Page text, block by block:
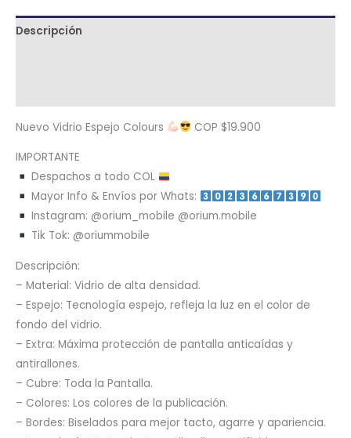
Descripción
Nuevo Vidrio Espejo Colours COP $19.900
IMPORTANTE
Despachos a todo COL
Mayor Info & Envíos por Whats:
Instagram: @orium_mobile @orium.mobile
Tik Tok: @oriummobile
Descripción:
– Material: Vidrio de alta densidad.
– Espejo: Tecnología espejo, refleja la luz en el color de
fondo del vidrio.
– Extra: Máxima protección de pantalla anticaídas y
antirallones.
– Cubre: Toda la Pantalla.
– Colores: Los colores de la publicación.
– Bordes: Biselados para mejor tacto, agarre y apariencia.